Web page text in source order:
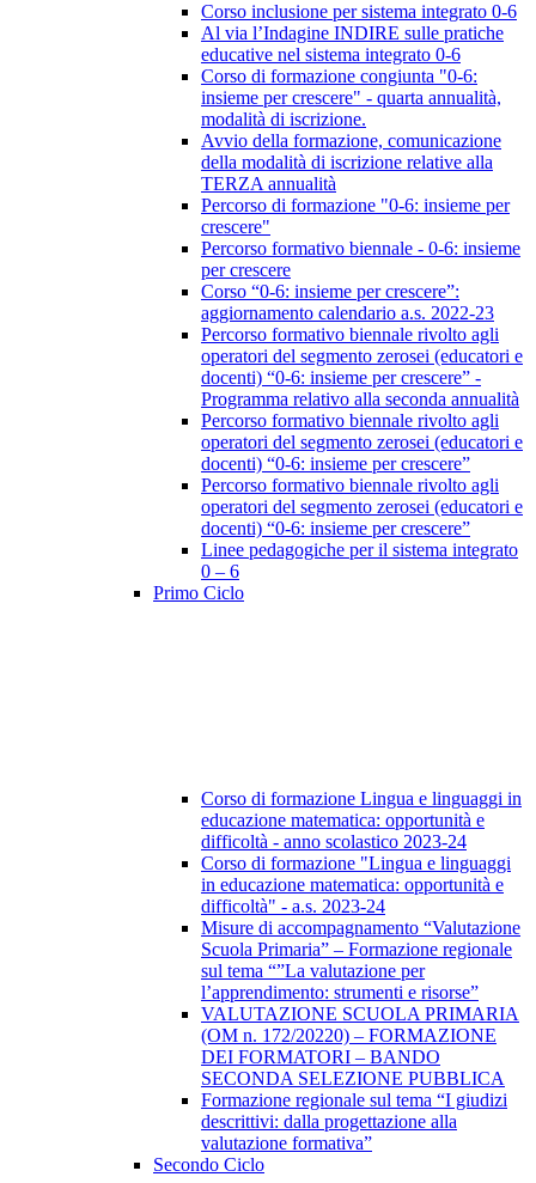
Corso inclusione per sistema integrato 0-6
Al via l’Indagine INDIRE sulle pratiche
educative nel sistema integrato 0-6
Corso di formazione congiunta "0-6:
insieme per crescere" - quarta annualità,
modalità di iscrizione.
Avvio della formazione, comunicazione
della modalità di iscrizione relative alla
TERZA annualità
Percorso di formazione "0-6: insieme per
crescere"
Percorso formativo biennale - 0-6: insieme
per crescere
Corso “0-6: insieme per crescere”:
aggiornamento calendario a.s. 2022-23
Percorso formativo biennale rivolto agli
operatori del segmento zerosei (educatori e
docenti) “0-6: insieme per crescere” -
Programma relativo alla seconda annualità
Percorso formativo biennale rivolto agli
operatori del segmento zerosei (educatori e
docenti) “0-6: insieme per crescere”
Percorso formativo biennale rivolto agli
operatori del segmento zerosei (educatori e
docenti) “0-6: insieme per crescere”
Linee pedagogiche per il sistema integrato
0 – 6
Primo Ciclo
Corso di formazione Lingua e linguaggi in
educazione matematica: opportunità e
difficoltà - anno scolastico 2023-24
Corso di formazione "Lingua e linguaggi
in educazione matematica: opportunità e
difficoltà" - a.s. 2023-24
Misure di accompagnamento “Valutazione
Scuola Primaria” – Formazione regionale
sul tema “”La valutazione per
l’apprendimento: strumenti e risorse”
VALUTAZIONE SCUOLA PRIMARIA
(OM n. 172/20220) – FORMAZIONE
DEI FORMATORI – BANDO
SECONDA SELEZIONE PUBBLICA
Formazione regionale sul tema “I giudizi
descrittivi: dalla progettazione alla
valutazione formativa”
Secondo Ciclo